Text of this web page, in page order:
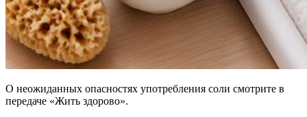
О неожиданных опасностях употребления соли смотрите в
передаче «Жить здорово».